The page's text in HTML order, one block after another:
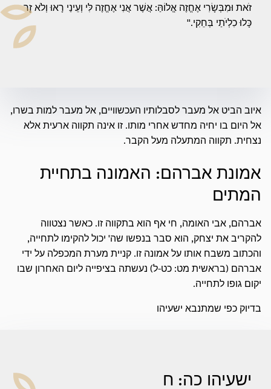
זֹאת וּמִבְּשָׂרִי אֶחֱזֶה אֱלוֹהַּ: אֲשֶׁר אֲנִי אֶחֱזֶה לִּי וְעֵינַי רָאוּ וְלֹא זָר
כָּלוּ כִלְיֹתַי בְּחֵקִי."
איוב הביט אל מעבר לסבלותיו העכשוויים, אל מעבר למות בשרו,
אל היום בו יחיה מחדש אחרי מותו. זו אינה תקווה ארעית אלא
נצחית. תקווה המתעלה מעל הקבר.
אמונת אברהם: האמונה בתחיית
המתים
אברהם, אבי האומה, חי אף הוא בתקווה זו. כאשר נצטווה
להקריב את יצחק, הוא סבר בנפשו שה' יכול להקימו לתחייה,
והכתוב משבח אותו על אמונה זו. קניית מערת המכפלה על ידי
אברהם (בראשית מט: כט-ל) נעשתה בציפייה ליום האחרון שבו
יקום גופו לתחייה.
בדיוק כפי שמתנבא ישעיהו
ישעיהו כה: ח